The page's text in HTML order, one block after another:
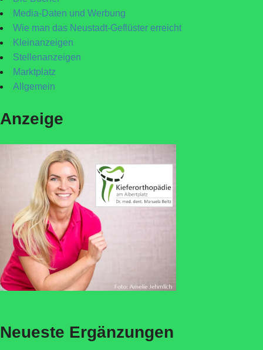
Media-Daten und Werbung
Wie man das Neustadt-Geflüster erreicht
Kleinanzeigen
Stellenanzeigen
Marktplatz
Allgemein
Anzeige
Neueste Ergänzungen